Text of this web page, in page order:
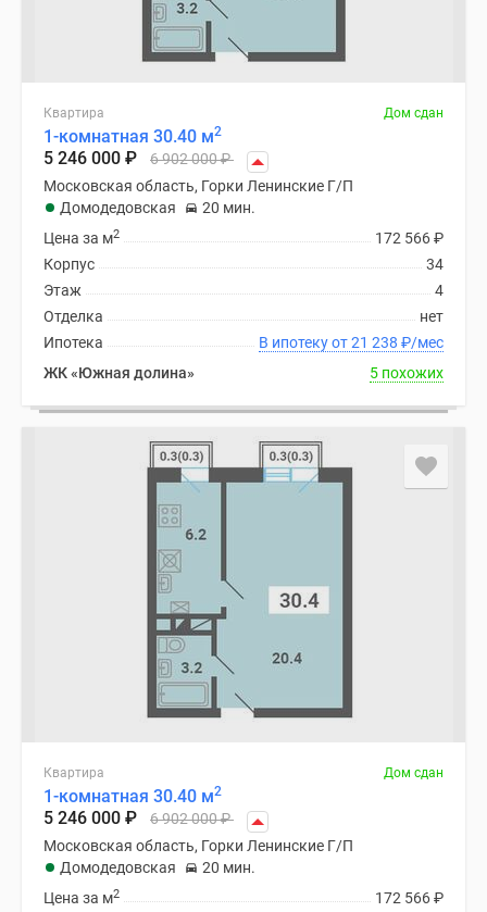
Квартира Дом сдан
1-комнатная 30.40 м2
5 246 000 ₽ 6 902 000₽
Московская область, Горки Ленинские Г/П
Домодедовская
20 мин.
172 566₽
Цена за м2
34
Корпус
4
Этаж
нет
Отделка
В ипотеку от 21 238 ₽/мес
Ипотека
ЖК «Южная долина»
5 похожих
Квартира Дом сдан
1-комнатная 30.40 м2
5 246 000 ₽ 6 902 000₽
Московская область, Горки Ленинские Г/П
Домодедовская
20 мин.
172 566₽
Цена за м2